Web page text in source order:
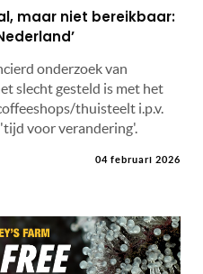
maar niet bereikbaar:
onderzoek van
slecht gesteld is met het
thuisteelt i.p.v.
voor verandering'.
04 februari 2026